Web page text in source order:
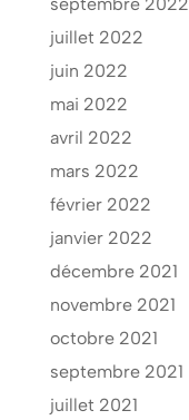
juillet 2022
juin 2022
mai 2022
avril 2022
mars 2022
février 2022
janvier 2022
décembre 2021
novembre 2021
octobre 2021
septembre 2021
juillet 2021